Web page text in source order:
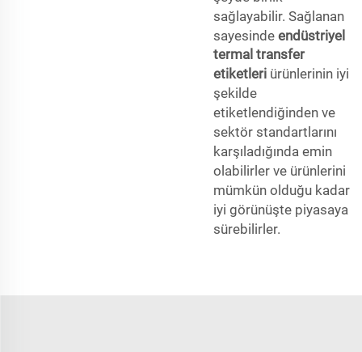
sağlayabilir. Sağlanan
sayesinde endüstriyel
termal transfer
etiketleri ürünlerinin iyi
şekilde
etiketlendiğinden ve
sektör standartlarını
karşıladığında emin
olabilirler ve ürünlerini
mümkün olduğu kadar
iyi görünüşte piyasaya
sürebilirler.